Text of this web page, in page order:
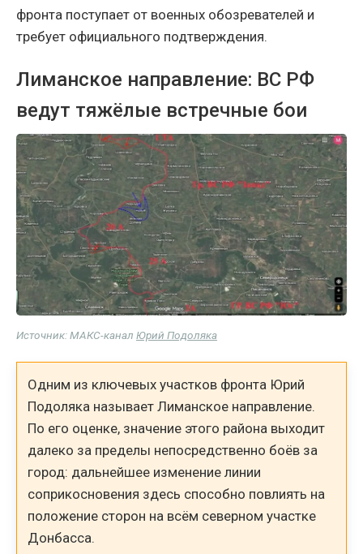
фронта поступает от военных обозревателей и
требует официального подтверждения.
Лиманское направление: ВС РФ
ведут тяжёлые встречные бои
Источник: МАКС-канал Юрий Подоляка
Одним из ключевых участков фронта Юрий
Подоляка называет Лиманское направление.
По его оценке, значение этого района выходит
далеко за пределы непосредственно боёв за
город: дальнейшее изменение линии
соприкосновения здесь способно повлиять на
положение сторон на всём северном участке
Донбасса.